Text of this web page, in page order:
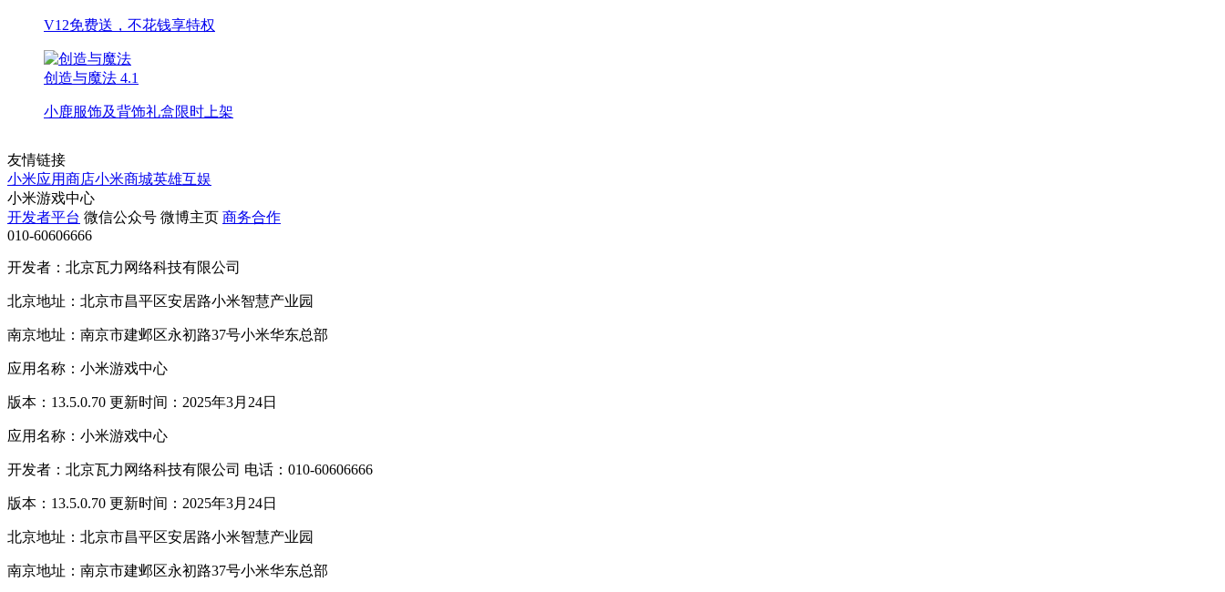
V12免费送，不花钱享特权
创造与魔法 4.1
小鹿服饰及背饰礼盒限时上架
友情链接
小米应用商店小米商城英雄互娱
小米游戏中心
开发者平台 微信公众号 微博主页 商务合作
010-60606666
开发者：北京瓦力网络科技有限公司
北京地址：北京市昌平区安居路小米智慧产业园
南京地址：南京市建邺区永初路37号小米华东总部
应用名称：小米游戏中心
版本：13.5.0.70 更新时间：2025年3月24日
应用名称：小米游戏中心
开发者：北京瓦力网络科技有限公司 电话：010-60606666
版本：13.5.0.70 更新时间：2025年3月24日
北京地址：北京市昌平区安居路小米智慧产业园
南京地址：南京市建邺区永初路37号小米华东总部